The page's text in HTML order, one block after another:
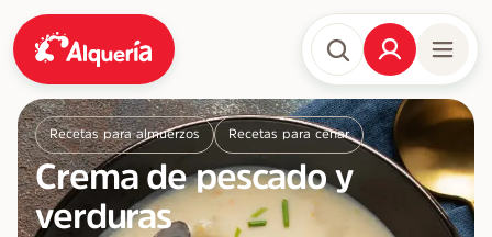
Recetas para almuerzos Recetas para cenar
Crema de pescado y
verduras